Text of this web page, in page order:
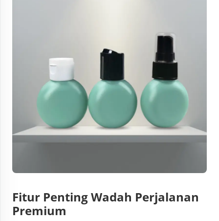
Fitur Penting Wadah Perjalanan
Premium